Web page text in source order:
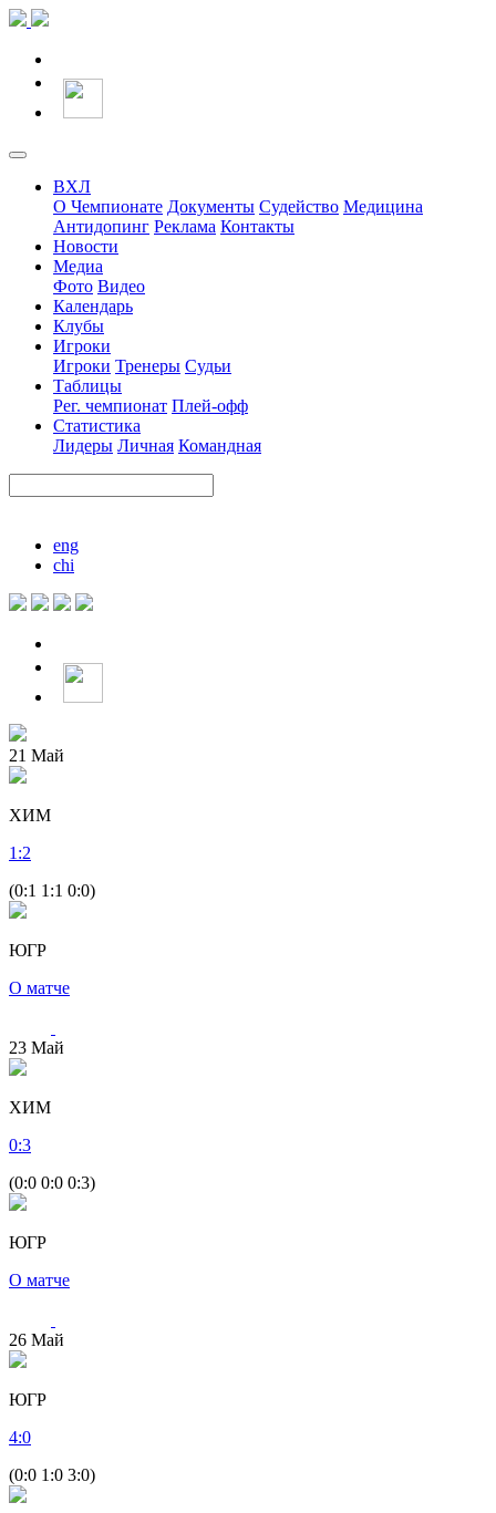
ВХЛ
О Чемпионате Документы Судейство Медицина
Антидопинг Реклама Контакты
Новости
Медиа
Фото Видео
Календарь
Клубы
Игроки
Игроки Тренеры Судьи
Таблицы
Рег. чемпионат Плей-офф
Статистика
Лидеры Личная Командная
eng
chi
21 Май
ХИМ
1 :2
(0:1 1:1 0:0)
ЮГР
О матче
23 Май
ХИМ
0:3
(0:0 0:0 0:3)
ЮГР
О матче
26 Май
ЮГР
4:0
(0:0 1:0 3:0)